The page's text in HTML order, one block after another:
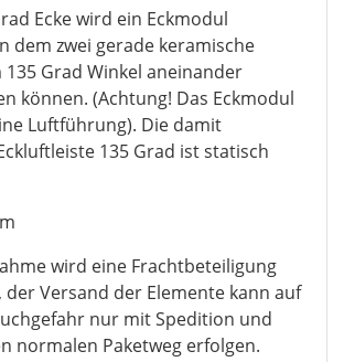
Ecke wird ein Eckmodul
dem zwei gerade keramische
Grad Winkel aneinander
können. (Achtung! Das Eckmodul
Luftführung). Die damit
135 Grad ist statisch
wird eine Frachtbeteiligung
der Versand der Elemente kann auf
nur mit Spedition und
normalen Paketweg erfolgen.